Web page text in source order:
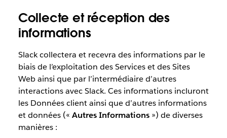
Collecte et réception des
informations
Slack collectera et recevra des informations par le
biais de l’exploitation des Services et des Sites
Web ainsi que par l’intermédiaire d’autres
interactions avec Slack. Ces informations incluront
les Données client ainsi que d’autres informations
et données (« Autres Informations») de diverses
manières :